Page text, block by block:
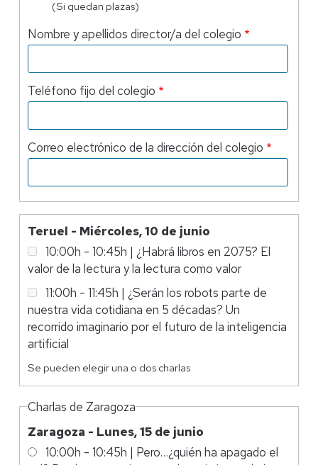
(Si quedan plazas)
Nombre y apellidos director/a del colegio
Teléfono fijo del colegio
Correo electrónico de la dirección del colegio
Charlas
de
Teruel
Teruel - Miércoles, 10 de junio
10:00h - 10:45h | ¿Habrá libros en 2075? El
valor de la lectura y la lectura como valor
11:00h - 11:45h | ¿Serán los robots parte de
nuestra vida cotidiana en 5 décadas? Un
recorrido imaginario por el futuro de la inteligencia
artificial
Se pueden elegir una o dos charlas
Charlas de Zaragoza
Zaragoza - Lunes, 15 de junio
10:00h - 10:45h | Pero…¿quién ha apagado el